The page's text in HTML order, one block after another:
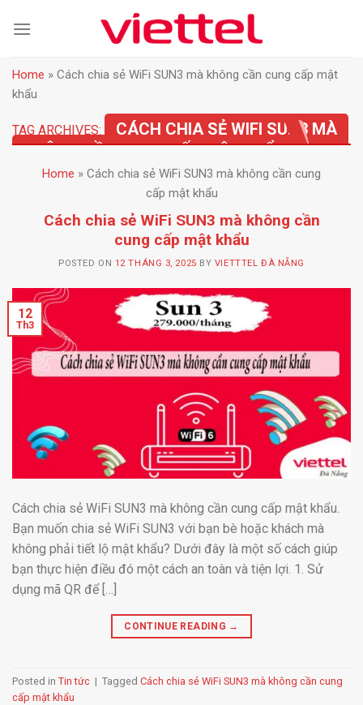
Home » Cách chia sẻ WiFi SUN3 mà không cần cung cấp mật
khẩu
TAG ARCHIVES:
CÁCH CHIA SẺ WIFI SUN3 MÀ
KHÔNG CẦN CUNG CẤP MẬT KHẨU
Home » Cách chia sẻ WiFi SUN3 mà không cần cung
cấp mật khẩu
Cách chia sẻ WiFi SUN3 mà không cần
cung cấp mật khẩu
POSTED ON 12 THÁNG 3, 2025 BY VIETTTEL ĐÀ NẴNG
12
Th3
Cách chia sẻ WiFi SUN3 mà không cần cung cấp mật khẩu.
Bạn muốn chia sẻ WiFi SUN3 với bạn bè hoặc khách mà
không phải tiết lộ mật khẩu? Dưới đây là một số cách giúp
bạn thực hiện điều đó một cách an toàn và tiện lợi. 1. Sử
dụng mã QR để […]
CONTINUE READING →
Posted in Tin tức | Tagged Cách chia sẻ WiFi SUN3 mà không cần cung
cấp mật khẩu